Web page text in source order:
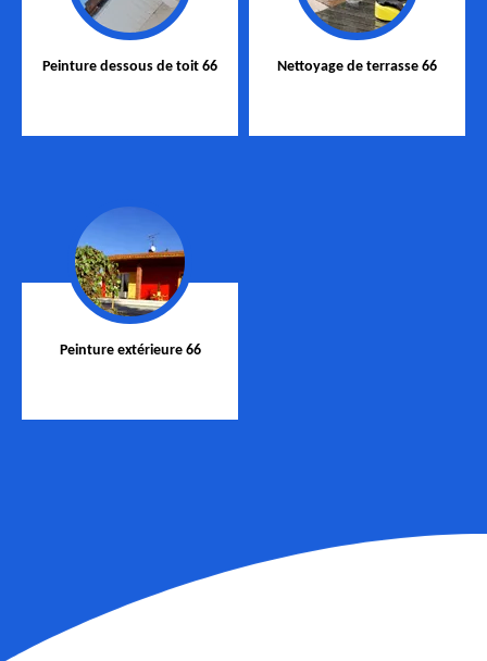
Peinture dessous de toit 66 Nettoyage de terrasse 66
Peinture extérieure 66